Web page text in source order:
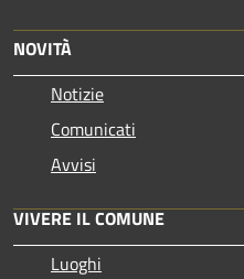
NOVITÀ
Notizie
Comunicati
Avvisi
VIVERE IL COMUNE
Luoghi